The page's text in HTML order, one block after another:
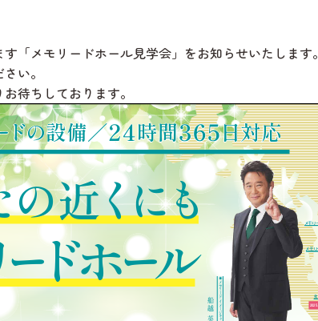
「メモリードホール見学会」をお知らせいたします。
い。
待ちしております。